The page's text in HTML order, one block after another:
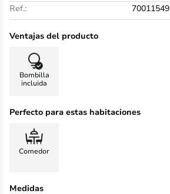
Ref.:
70011549
Ventajas del producto
Bombilla
incluida
Perfecto para estas habitaciones
Comedor
Medidas